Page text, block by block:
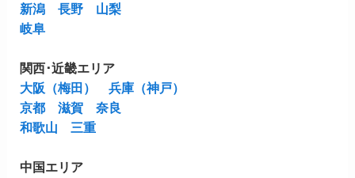
新潟
長野
山梨
岐阜
関西･近畿エリア
大阪（梅田）
兵庫（神戸）
京都
滋賀
奈良
和歌山
三重
中国エリア